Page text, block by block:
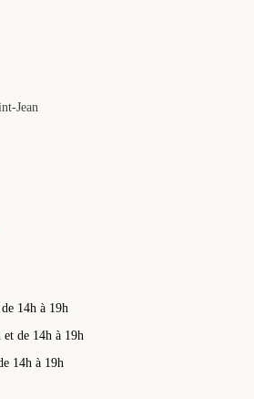
Jean
14h à 19h
de 14h à 19h
14h à 19h